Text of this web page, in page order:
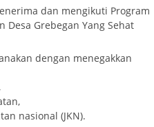
dan mengikuti Program
Desa Grebegan Yang Sehat
dengan menegakkan
nasional (JKN).